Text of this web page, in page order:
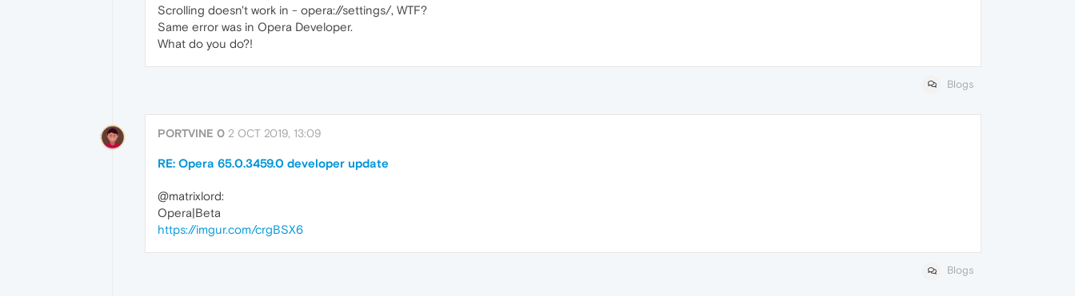
Scrolling doesn't work in - opera://settings/, WTF?
Same error was in Opera Developer.
What do you do?!
Blogs
PORTVINE 0 2 OCT 2019, 13:09
RE: Opera 65.0.3459.0 developer update
@matrixlord:
Opera|Beta
https://imgur.com/crgBSX6
Blogs